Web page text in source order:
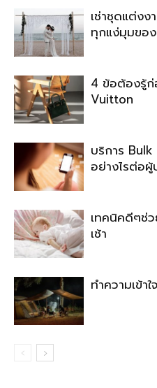
เช่าชุดแต่งง
ทุกแง่มุมขอ
4 ข้อต้องรู้ก่
Vuitton
บริการ Bulk
อย่างไรต่อผู้
เทคนิคดีๆช่
เช้า
ทำความเข้